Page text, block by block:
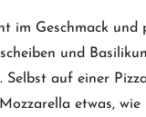
im Geschmack und
und
Selbst auf einer
etwas,